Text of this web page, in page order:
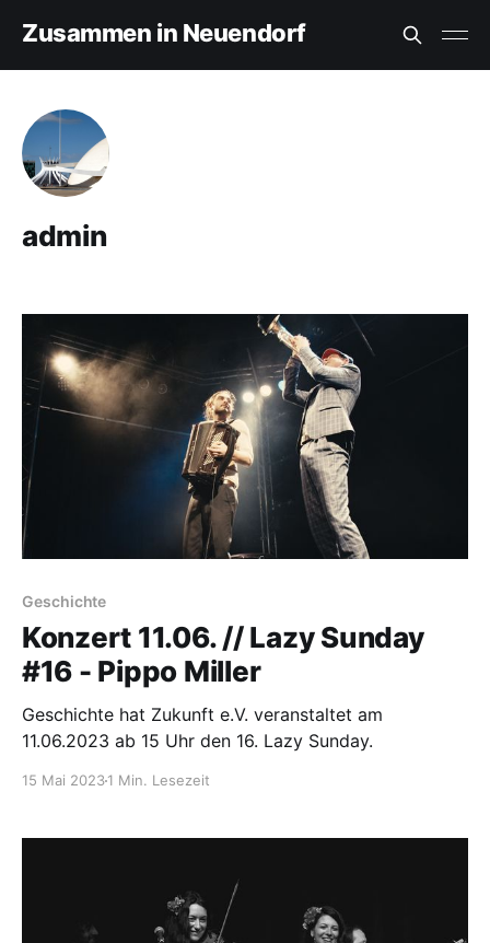
Zusammen in Neuendorf
admin
Geschichte
Konzert 11.06. // Lazy Sunday
#16 - Pippo Miller
Geschichte hat Zukunft e.V. veranstaltet am
11.06.2023 ab 15 Uhr den 16. Lazy Sunday.
15 Mai 20231 Min. Lesezeit